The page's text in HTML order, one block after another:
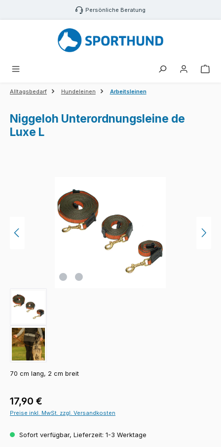
Zum Hauptinhalt springen Persönliche Beratung
Alltagsbedarf Hundeleinen Arbeitsleinen
Niggeloh Unterordnungsleine de
Luxe L
70 cm lang, 2 cm breit
Regulärer Preis:
17,90 €
Preise inkl. MwSt. zzgl. Versandkosten
Sofort verfügbar, Lieferzeit: 1-3 Werktage